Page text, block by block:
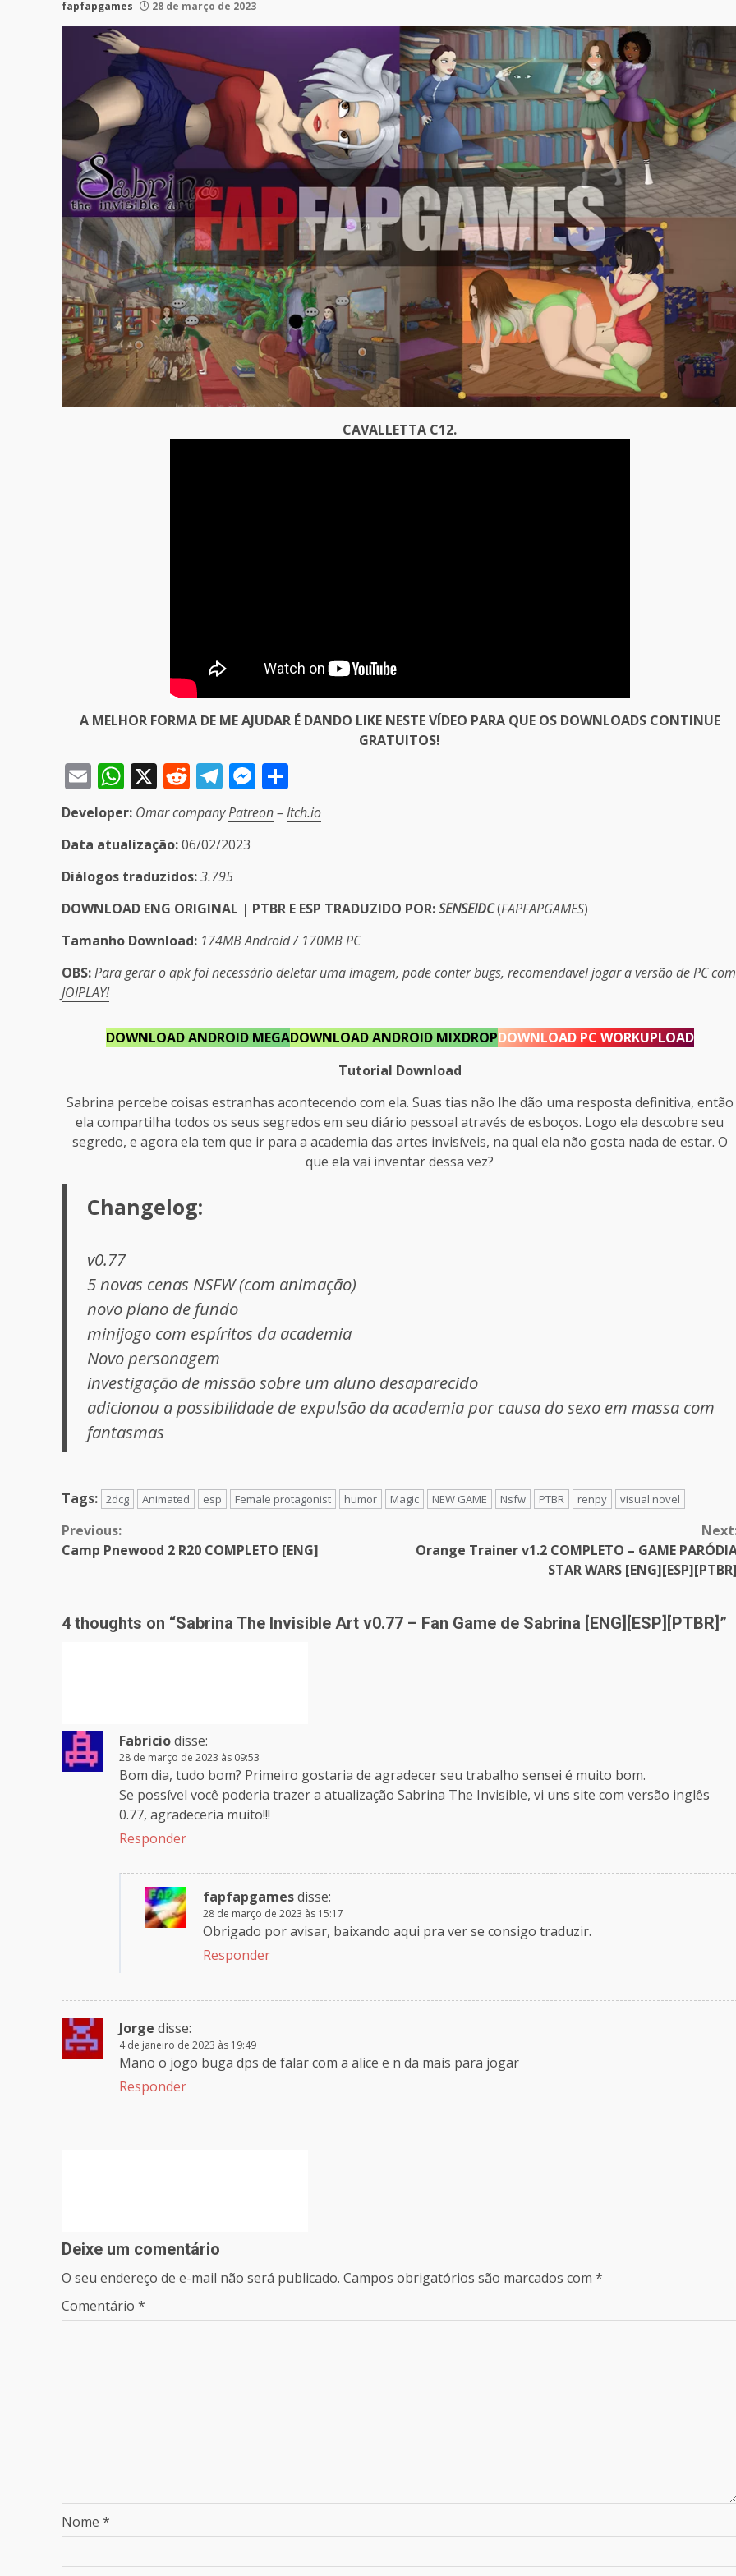
fapfapgames 28 de março de 2023
CAVALLETTA C12.
A MELHOR FORMA DE ME AJUDAR É DANDO LIKE NESTE VÍDEO PARA QUE OS DOWNLOADS CONTINUE
GRATUITOS!
EmailWhatsApp
X Reddit
Telegram
Messenger
Developer: Omar companyPatreon– Itch.io
Data atualização:06/02/2023
Diálogos traduzidos:3.795
DOWNLOAD ENG ORIGINAL | PTBR E ESP TRADUZIDO POR:SENSEIDC(FAPFAPGAMES)
Tamanho Download: 174MB Android / 170MB PC
OBS:Para gerar o apk foi necessário deletar uma imagem, pode conter bugs, recomendavel jogar a versão de PC com
JOIPLAY!
DOWNLOAD ANDROID MEGADOWNLOAD ANDROID MIXDROPDOWNLOAD PC WORKUPLOAD
Tutorial Download
Sabrina percebe coisas estranhas acontecendo com ela. Suas tias não lhe dão uma resposta definitiva, então
ela compartilha todos os seus segredos em seu diário pessoal através de esboços. Logo ela descobre seu
segredo, e agora ela tem que ir para a academia das artes invisíveis, na qual ela não gosta nada de estar. O
que ela vai inventar dessa vez?
Changelog:
v0.77
5 novas cenas NSFW (com animação)
novo plano de fundo
minijogo com espíritos da academia
Novo personagem
investigação de missão sobre um aluno desaparecido
adicionou a possibilidade de expulsão da academia por causa do sexo em massa com
fantasmas
Tags: 2dcg Animated esp Female protagonist humor Magic NEW GAME Nsfw PTBR renpy visual novel
Continue
Reading
Previous:
Camp Pnewood 2 R20 COMPLETO [ENG]
Orange Trainer v1.2 COMPLETO – GAME
STAR WARS [ENG][ESP][PTBR]
4 thoughts on “Sabrina The Invisible Art v0.77 – Fan Game de Sabrina [ENG][ESP][PTBR] ”
Fabriciodisse:
28 de março de 2023 às 09:53
Bom dia, tudo bom? Primeiro gostaria de agradecer seu trabalho sensei é muito bom.
Se possível você poderia trazer a atualização Sabrina The Invisible, vi uns site com versão inglês
0.77, agradeceria muito!!!
Responder
fapfapgamesdisse:
28 de março de 2023 às 15:17
Obrigado por avisar, baixando aqui pra ver se consigo traduzir.
Responder
Jorge disse:
4 de janeiro de 2023 às 19:49
Mano o jogo buga dps de falar com a alice e n da mais para jogar
Responder
Deixe um comentário
O seu endereço de e-mail não será publicado. Campos obrigatórios são marcados com *
Comentário *
Nome *